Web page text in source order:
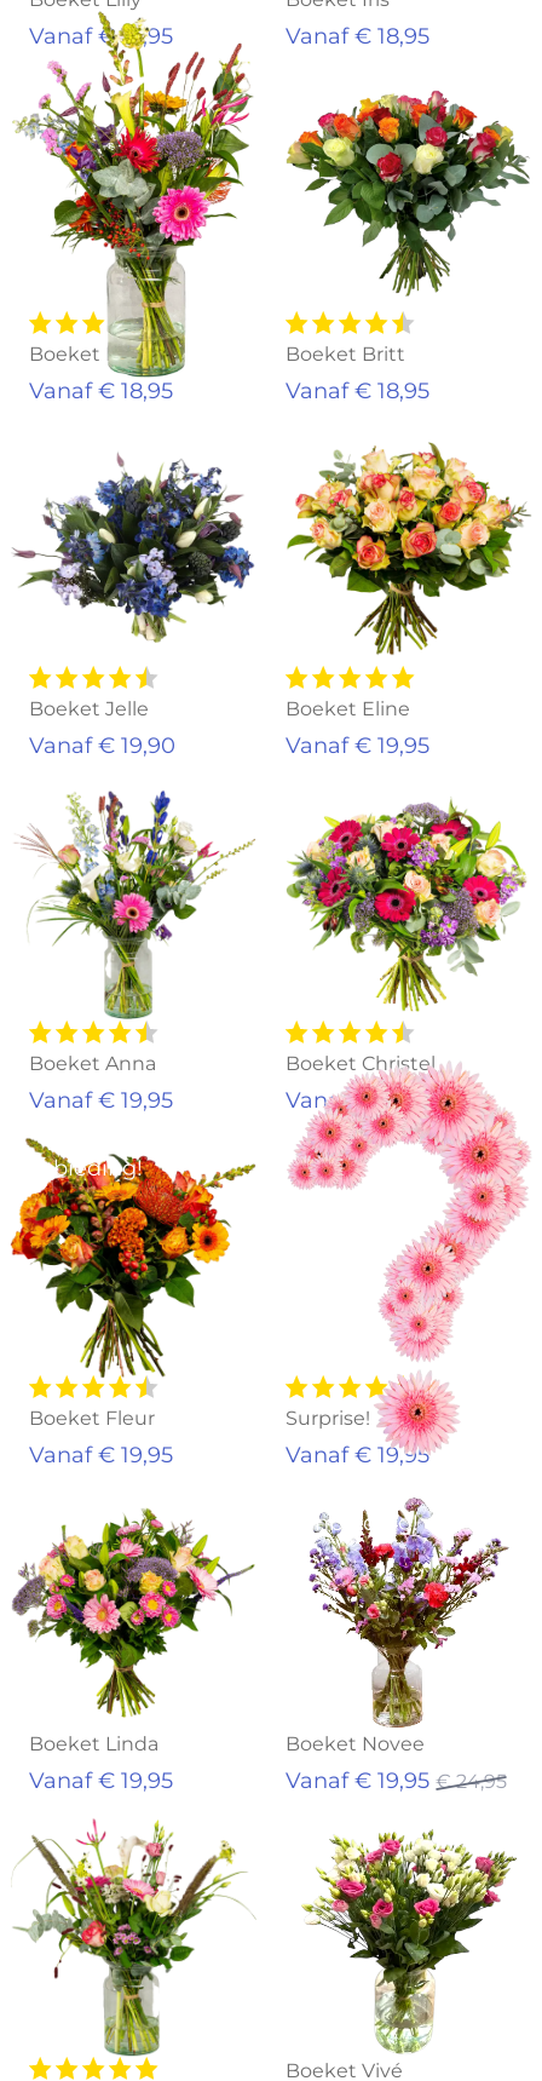
Vanaf € 18,95 Vanaf € 18,95
Boeket Lynn
Vanaf € 18,95
Boeket Britt
Vanaf € 18,95
Boeket Jelle
Vanaf € 19,90
Boeket Eline
Vanaf € 19,95
Boeket Anna
Vanaf € 19,95
Boeket Christel
Vanaf € 19,95
Aanbieding!
Boeket Fleur
Vanaf € 19,95
Surprise!
Vanaf € 19,95
Boeket Linda
Vanaf € 19,95
Aanbieding!
Boeket Novee
Vanaf € 19,95 € 24,95
Boeket Vivé